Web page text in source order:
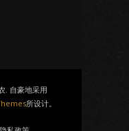
. 自豪地采用
所设计。